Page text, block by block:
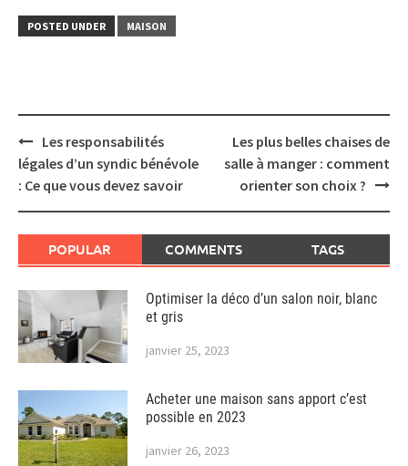
POSTED UNDER MAISON
Post
navigation
Les responsabilités
légales d’un syndic bénévole
: Ce que vous devez savoir
Les plus belles chaises de
salle à manger : comment
orienter son choix ?
POPULAR COMMENTS TAGS
Optimiser la déco d’un salon noir, blanc
et gris
janvier 25, 2023
Acheter une maison sans apport c’est
possible en 2023
janvier 26, 2023